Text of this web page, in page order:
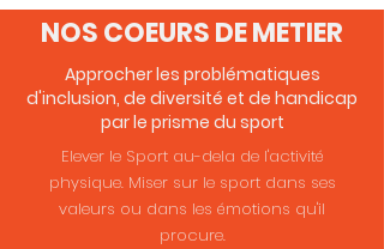
NOS COEURS DE METIER
Approcher les problématiques
d'inclusion, de diversité et de handicap
par le prisme du sport
Ele ver le Sport au-dela de l'activité
physique. Miser sur le sport dans ses
valeurs ou dans les émotions qu'il
procure.